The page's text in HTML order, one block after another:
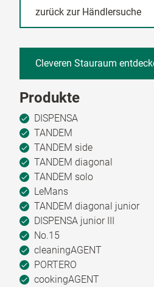
zurück zur Händlersuche
Cleveren Stauraum
Produkte
DISPENSA
TANDEM
TANDEM side
TANDEM diagonal
TANDEM solo
LeMans
TANDEM diagonal junior
DISPENSA junior III
No.15
cleaningAGENT
PORTERO
cookingAGENT